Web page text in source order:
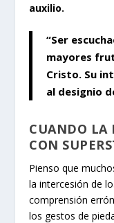
auxilio.
“Ser
mayores
Cristo. Su
al designio
CUANDO LA
CON
Pienso que
la intercesión de
comprensión
los gestos de